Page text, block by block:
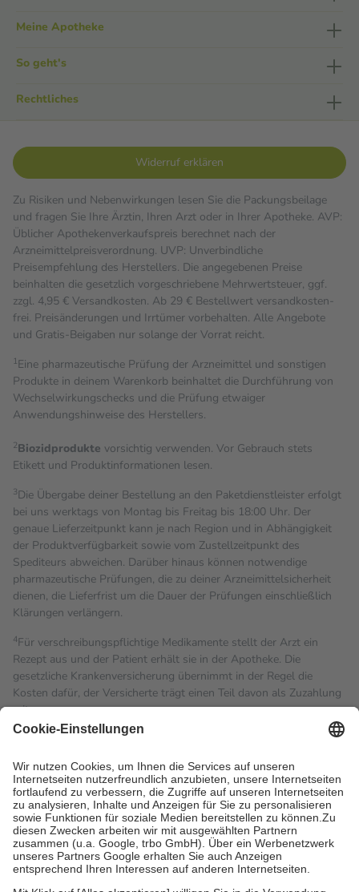
Meine Apotheke
So geht's
Rechtliches
Widerruf erklären
Zu Risiken und Nebenwirkungen lesen Sie die Packungsbeilage
und fragen Sie Ihre Ärztin, Ihren Arzt oder in Ihrer Apotheke. AVP:
Üblicher Apothekenverkaufspreis berechnet nach der
Arzneimittelpreisverordnung. UVP: Unverbindliche
Preisempfehlung des Herstellers. Die angegebenen Preise
beinhalten die gesetzlich vorgeschriebene Mehrwertsteuer, ggf.
zzgl. 4,95 € Versandkosten. Ab 29 € Bestell­wert versand­kosten­
frei. Preisänderungen und Irrtümer vorbehalten. Alle Angebote
und Gratis-Beigaben nur solange der Vorrat reicht.
1Eine pharmazeutische Prüfung der Arzneimittel und sonstigen
Produkte in deinem Warenkorb beinhaltet die Durchführung von
Wechselwirkungschecks und die Prüfung etwaiger
Anwendungshinweise des Herstellers.
2Biozidprodukte vorsichtig verwenden. Vor Gebrauch stets
Etikett und Produktinformationen lesen.
3Die Übergabe deiner Bestellung an den Paketdienstleister erfolgt
bei uns werktags von Montag bis Freitag bis 18:00 Uhr. Der
genaue Lieferzeitpunkt kann je nach Region und in Abhängigkeit
der Produktverfügbarkeit sowie vom Zustellzeitpunkt des
Spediteurs abweichen. Darüber hinaus können notwendige
pharmazeutische Prüfungen, die zu deiner Arzneimittelsicherheit
dienen, die Lieferfrist um die Dauer der Prüfungen einschließlich
Klärungen verlängern.
4Für verschreibungspflichtige Medikamente stellt der Arzt ein
Rezept aus und der Patient erhält sie in der Apotheke. Die
gesetzliche Krankenversicherung übernimmt in der Regel die
Kosten dafür, der Versicherte trägt einen Teil davon als Zuzahlung
mit.
Grundsätzlich leisten Mitglieder Zuzahlungen in Höhe von zehn
höchstens zehn Euro.
Es sind jedoch nie mehr als die
tatsächlichen Kosten der Leistung zu entrichten.
Diese Regeln gelten grundsätzlich auch für Online-Apotheken.
Bei Heilmitteln und häuslicher Krankenpflege beträgt die
Zuzahlung zehn Prozent der Kosten sowie zehn Euro je
Verordnung.
Um das Engagement der Versicherten für ihre eigene Gesundheit
zu stärken und die besondere Stellung der Familie zu unterstützen,